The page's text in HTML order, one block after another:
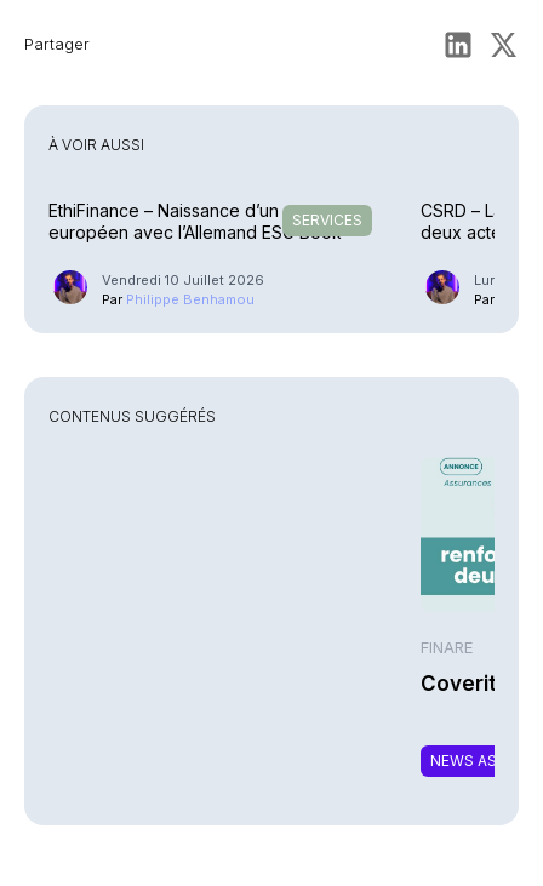
Partager
À VOIR AUSSI
SERVICES
EthiFinance – Naissance d’un groupe
européen avec l’Allemand ESG Book
Vendredi 10 Juillet 2026
Par Philippe Benhamou
CSRD – La
deux actes
Lundi 6
Par
CONTENUS SUGGÉRÉS
FINARE
Coverity
NEWS